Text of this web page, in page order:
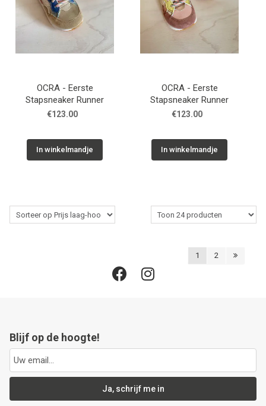
OCRA - Eerste
Stapsneaker Runner
€123.00
In winkelmandje
OCRA - Eerste
Stapsneaker Runner
€123.00
In winkelmandje
1 2
Blijf op de hoogte!
Ja, schrijf me in